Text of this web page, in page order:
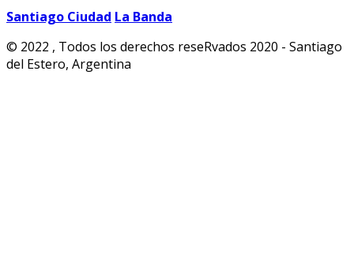
Santiago Ciudad La Banda
© 2022 , Todos los derechos reseRvados 2020 - Santiago
del Estero, Argentina